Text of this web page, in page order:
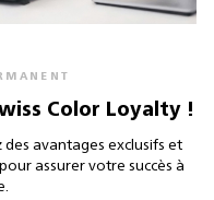
Color Loyalty !
avantages exclusifs et
assurer votre succès à